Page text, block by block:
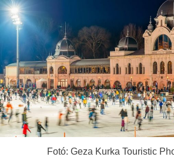
Fotó: Geza Kurka Touristic